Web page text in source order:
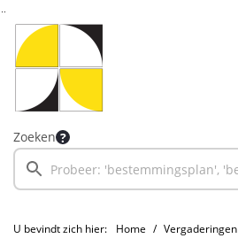
Zoeken
U bevindt zich hier: Home Vergaderingen